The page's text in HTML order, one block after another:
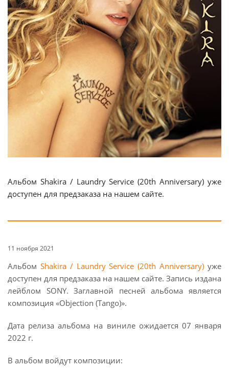
Альбом Shakira / Laundry Service (20th Anniversary) уже
доступен для предзаказа на нашем сайте.
11 ноября 2021
Альбом Shakira / Laundry Service (20th Anniversary) уже
доступен для предзаказа на нашем сайте. Запись издана
лейблом SONY. Заглавной песней альбома является
композиция «Objection (Tango)».
Дата релиза альбома на виниле ожидается 07 января
2022 г.
В альбом войдут композиции: